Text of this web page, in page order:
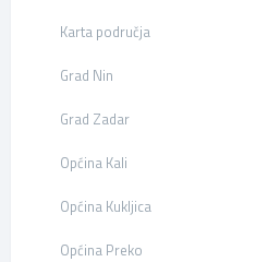
Karta područja
Grad Nin
Grad Zadar
Općina Kali
Općina Kukljica
Općina Preko